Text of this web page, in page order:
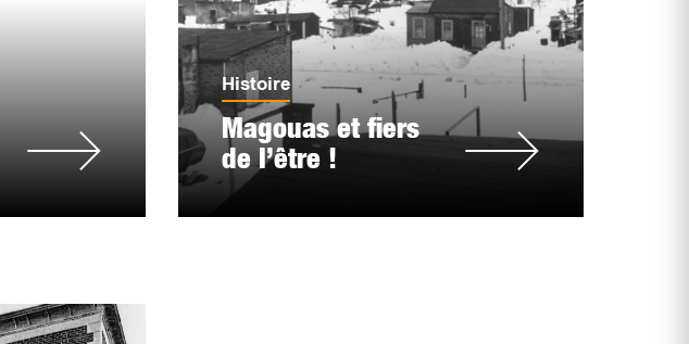
Histoire
Magouas et fiers
de l’être !